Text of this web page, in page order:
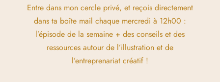
Entre dans mon cercle privé, et reçois directement
dans ta boîte mail chaque mercredi à 12h00 :
l’épisode de la semaine + des conseils et des
ressources autour de l’illustration et de
l’entreprenariat créatif !